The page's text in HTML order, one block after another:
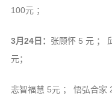
100元 ；
3月24日： 张顾怀 5 元 ；
元；
悲智福慧 5元 ； 悟弘合家